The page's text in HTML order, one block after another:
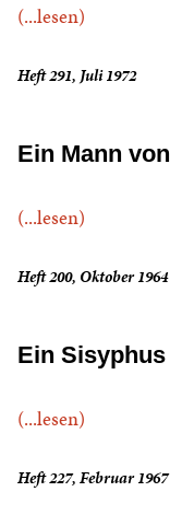
(...lesen)
Heft 291, Juli 1972
Ein Mann
(...lesen)
Heft 200, Oktober 1964
Ein
(...lesen)
Heft 227, Februar 1967